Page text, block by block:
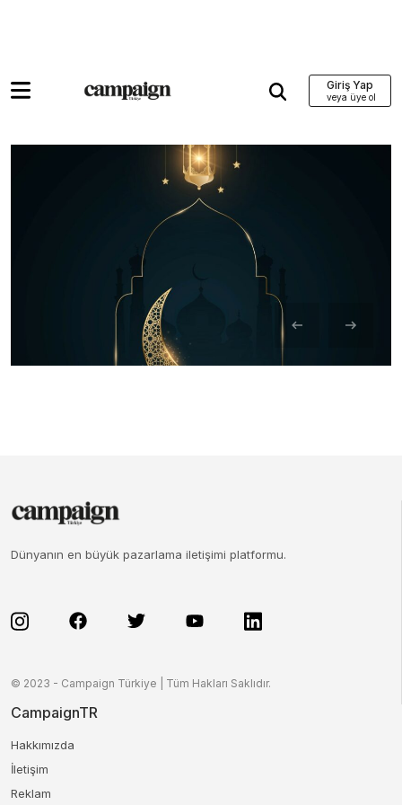
Giriş Yap
Dünyanın en büyük pazarlama iletişimi platformu.
© 2023 - Campaign Türkiye | Tüm Hakları Saklıdır.
CampaignTR
Hakkımızda
İletişim
Reklam